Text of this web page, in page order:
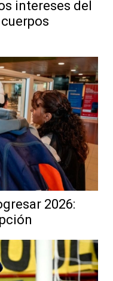
intereses del
2026: